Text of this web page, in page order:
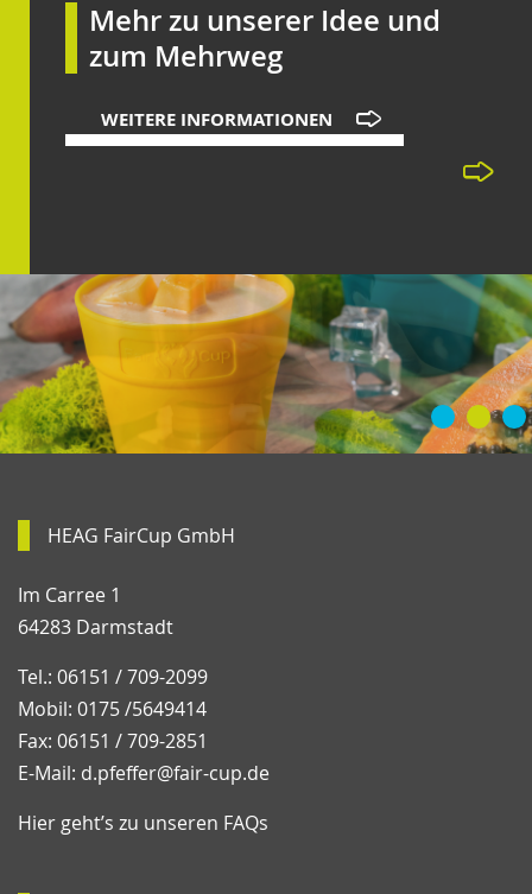
Mehr zu unserer Idee und
zum Mehrweg
WEITERE INFORMATIONEN
HEAG FairCup GmbH
Im Carree 1
64283 Darmstadt
Tel.: 06151 / 709-2099
Mobil: 0175 /5649414
Fax: 06151 / 709-2851
E-Mail: d.pfeffer@fair-cup.de
Hier geht’s zu unseren FAQs